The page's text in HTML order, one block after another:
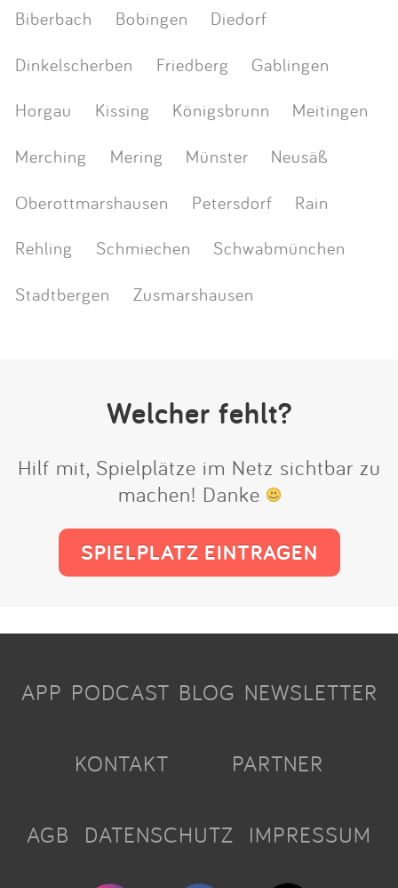
Biberbach Bobingen
Diedorf
Dinkelscherben
Friedberg
Gablingen
Horgau
Kissing Königsbrunn
Meitingen
Merching
Mering Münster
Neusäß
Oberottmarshausen
Petersdorf
Rain
Rehling
Schmiechen
Schwabmünchen
Stadtbergen
Zusmarshausen
Welcher fehlt?
Hilf mit, Spielplätze im Netz sichtbar zu
machen! Danke
SPIELPLATZ EINTRAGEN
APP PODCAST BLOG NEWSLETTER
KONTAKT PARTNER
AGB DATENSCHUTZ IMPRESSUM